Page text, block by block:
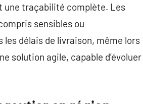
une traçabilité complète. Les
sensibles ou
délais de livraison, même lors
solution agile, capable d’évoluer